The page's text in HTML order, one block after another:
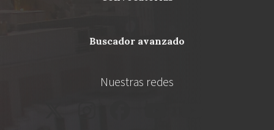
buscador avanzado
Nuestras redes